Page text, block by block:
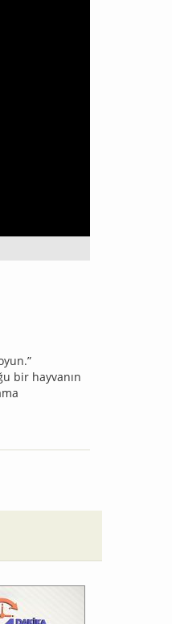
bir hayvanın